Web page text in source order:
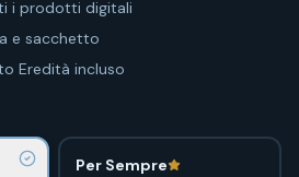
i prodotti digitali
e sacchetto
Eredità incluso
Per Sempre